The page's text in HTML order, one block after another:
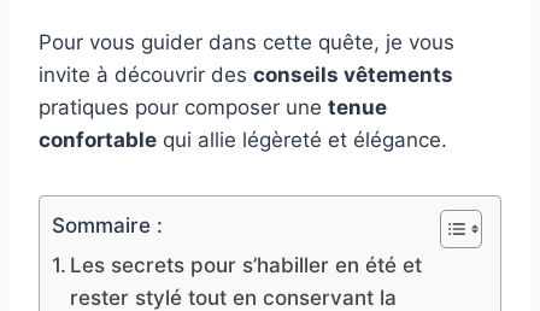
Pour vous guider dans cette quête, je vous
invite à découvrir des conseils vêtements
pratiques pour composer une tenue
confortable qui allie légèreté et élégance.
Sommaire :
Les secrets pour s’habiller en été et
rester stylé tout en conservant la